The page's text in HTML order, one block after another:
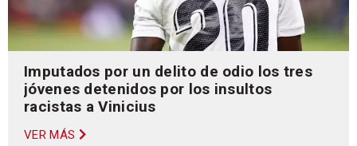
Imputados por un delito de odio los tres
jóvenes detenidos por los insultos
racistas a Vinicius
VER MÁS